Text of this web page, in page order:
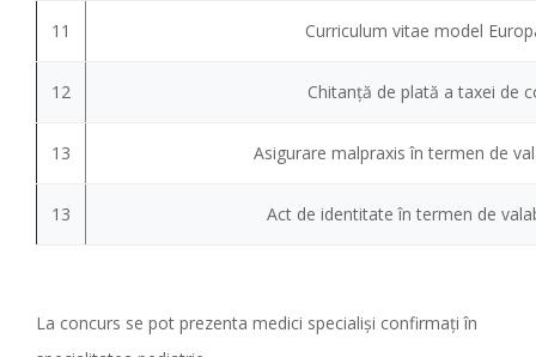
11 Curriculum vitae model
12 Chitanță de plată a taxei de
13 Asigurare malpraxis în termen de
13 Act de identitate în termen de
La concurs se pot prezenta medici specialiși confirmați în